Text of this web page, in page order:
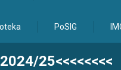
PoSIG
25<<<<<<<<